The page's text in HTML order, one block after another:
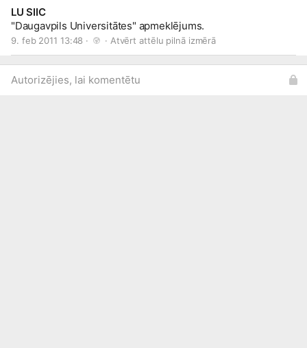
LU SIIC
"Daugavpils Universitātes" apmeklējums.
9. feb 2011 13:48 · · Atvērt attēlu pilnā izmērā
Autorizējies, lai komentētu